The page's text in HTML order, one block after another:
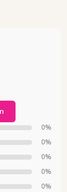
0%
0%
0%
0%
0%